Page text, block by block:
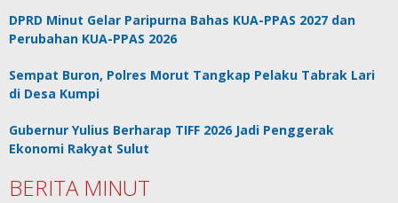
DPRD Minut Gelar Paripurna Bahas KUA-PPAS 2027 dan
Perubahan KUA-PPAS 2026
Sempat Buron, Polres Morut Tangkap Pelaku Tabrak Lari
di Desa Kumpi
Gubernur Yulius Berharap TIFF 2026 Jadi Penggerak
Ekonomi Rakyat Sulut
BERITA MINUT